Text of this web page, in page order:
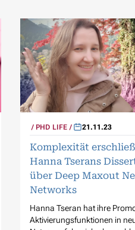
PHD LIFE 21.11.23
Komplexität
Hanna Tserans
über Deep Maxout
Networks
Hanna Tseran hat ihre
Aktivierungsfunktionen in